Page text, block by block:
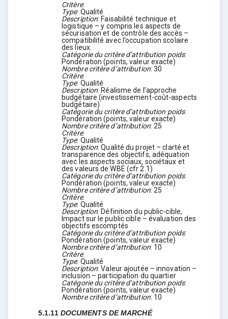
Critère:
Type: Qualité
Description: Faisabilité technique et
logistique – y compris les aspects de
sécurisation et de contrôle des accès –
compatibilité avec l’occupation scolaire
des lieux.
Catégorie du critère d’attribution poids:
Pondération (points, valeur exacte)
Nombre critère d’attribution:30
Critère:
Type: Qualité
Description: Réalisme de l’approche
budgétaire (investissement-coût-aspects
budgétaire)
Catégorie du critère d’attribution poids:
Pondération (points, valeur exacte)
Nombre critère d’attribution:25
Critère:
Type: Qualité
Description:Qualité du projet – clarté et
transparence des objectifs, adéquation
avec les aspects sociaux, sociétaux et
des valeurs de WBE (cfr 2.1)
Catégorie du critère d’attribution poids:
Pondération (points, valeur exacte)
Nombre critère d’attribution:25
Critère:
Type: Qualité
Description: Définition du public-cible,
Impact sur le public cible – évaluation des
objectifs escomptés
Catégorie du critère d’attribution poids:
Pondération (points, valeur exacte)
Nombre critère d’attribution: 10
Critère:
Type: Qualité
Description:Valeur ajoutée – innovation –
inclusion – participation du quartier
Catégorie du critère d’attribution poids:
Pondération (points, valeur exacte)
Nombre critère d’attribution: 10
5.1.11 DOCUMENTS DE MARCHÉ